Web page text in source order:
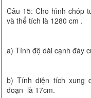
Câu 15: Cho hình chóp
và thể tích là 1280 cm .
a) Tính độ dài cạnh đáy
b) Tính diện tích xung
đoạn là 17cm.